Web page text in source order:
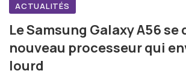
ACTUALITÉS
Le Samsung Galaxy A56 se
nouveau processeur qui
lourd